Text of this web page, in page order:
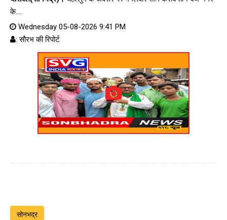
के....
Wednesday 05-08-2026 9:41 PM
: सौरभ की रिपोर्ट
सोनभद्र